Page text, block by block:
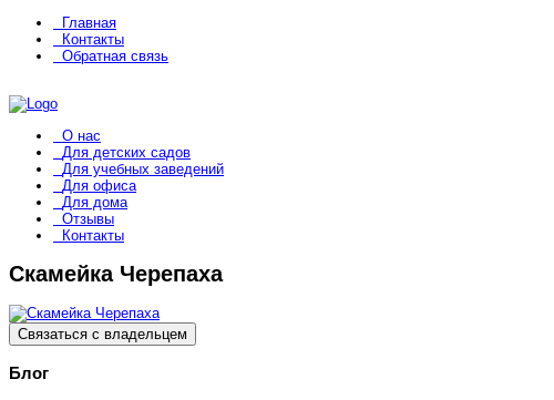
Главная
Контакты
Обратная связь
О нас
Для детских садов
Для учебных заведений
Для офиса
Для дома
Отзывы
Контакты
Скамейка Черепаха
Связаться с владельцем
Блог